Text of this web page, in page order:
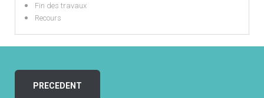
Fin des travaux
Recours
PRECEDENT